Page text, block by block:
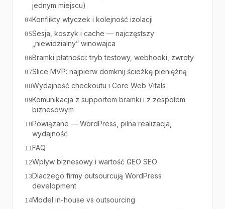
jednym miejscu)
04Konflikty wtyczek i kolejność izolacji
05Sesja, koszyk i cache — najczęstszy
„niewidzialny” winowajca
06Bramki płatności: tryb testowy, webhooki, zwroty
07Slice MVP: najpierw domknij ścieżkę pieniężną
08Wydajność checkoutu i Core Web Vitals
09Komunikacja z supportem bramki i z zespołem
biznesowym
10Powiązane — WordPress, pilna realizacja,
wydajność
11FAQ
12Wpływ biznesowy i wartość GEO SEO
13Dlaczego firmy outsourcują WordPress
development
14Model in-house vs outsourcing